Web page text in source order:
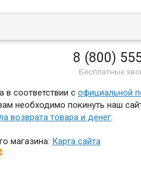
8 (800)
Бесплатные
соответствии с официальной
необходимо покинуть наш
возврата товара и денег.
магазина: Карта сайта